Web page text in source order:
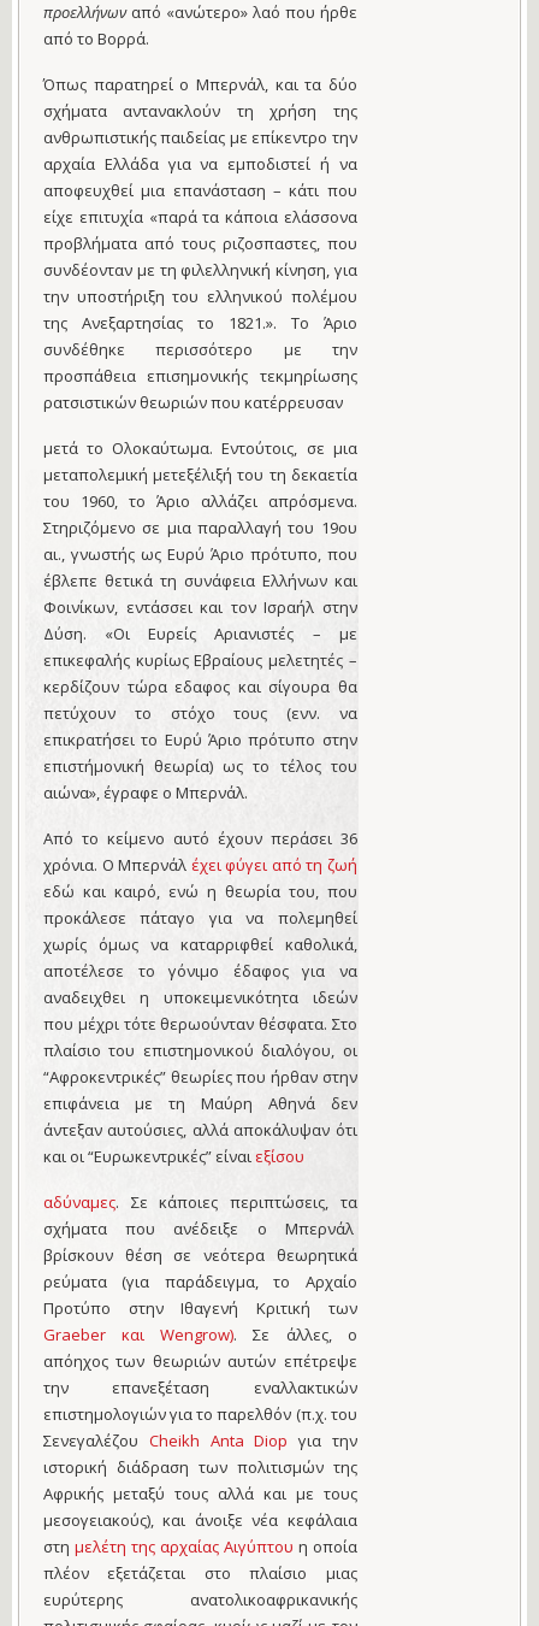
προελλήνωναπό «ανώτερο» λαό που ήρθε
από το Βορρά.
Όπως παρατηρεί ο Μπερνάλ, καιτα δύο
σχήματα αντανακλούν τη χρήση της
ανθρωπιστικής παιδείας με επίκεντρο την
αρχαία Ελλάδα για να εμποδιστεί ή να
αποφευχθεί μια επανάσταση – κάτι που
είχε επιτυχία «παρά τα κάποια ελάσσονα
προβλήματα από τους ριζοσπαστες, που
συνδέονταν με τη φιλελληνική κίνηση, για
την υποστήριξη του ελληνικού πολέμου
της Ανεξαρτησίας το 1821.». Το Άριο
συνδέθηκε περισσότερο με την
προσπάθεια επισημονικής τεκμηρίωσης
ρατσιστικών θεωριών που κατέρρευσαν
μετά το Ολοκαύτωμα. Εντούτοις, σε μια
μεταπολεμική μετεξέλιξή του τη δεκαετία
του 1960, το Άριο αλλάζει απρόσμενα.
Στηριζόμενο σε μια παραλλαγή του 19ου
αι., γνωστής ως Ευρύ Άριο πρότυπο, που
έβλεπε θετικά τη συνάφεια Ελλήνων και
Φοινίκων, εντάσσει και τον Ισραήλ στην
Δύση. «Οι Ευρείς Αριανιστές – με
επικεφαλής κυρίως Εβραίους μελετητές –
κερδίζουν τώρα εδαφος και σίγουρα θα
πετύχουν το στόχο τους (ενν. να
επικρατήσει το Ευρύ Άριο πρότυπο στην
επιστήμονική θεωρία) ως το τέλος του
αιώνα», έγραφε ο Μπερνάλ.
Από το κείμενο αυτό έχουν περάσει 36
χρόνια. Ο Μπερνάλ έχει φύγει από τη ζωή
εδώ και καιρό, ενώ η θεωρία του, που
προκάλεσε πάταγο για να πολεμηθεί
χωρίς όμως να καταρριφθεί καθολικά,
αποτέλεσε το γόνιμο έδαφος για να
αναδειχθει η υποκειμενικότητα ιδεών
που μέχρι τότε θερωούνταν θέσφατα. Στο
πλαίσιο του επιστημονικού διαλόγου, οι
“Αφροκεντρικές” θεωρίες που ήρθαν στην
επιφάνεια με τη Μαύρη Αθηνά δεν
άντεξαν αυτούσιες, αλλά αποκάλυψαν ότι
και οι “Ευρωκεντρικές” είναι εξίσου
αδύναμες. Σε κάποιες περιπτώσεις, τα
σχήματα που ανέδειξε ο Μπερνάλ
βρίσκουν θέση σε νεότερα θεωρητικά
ρεύματα (για παράδειγμα, το Αρχαίο
Προτύπο στην Ιθαγενή Κριτική των
Graeber και Wengrow). Σε άλλες, ο
απόηχος των θεωριών αυτών επέτρεψε
την επανεξέταση εναλλακτικών
επιστημολογιών για το παρελθόν (π.χ. του
Σενεγαλέζου Cheikh Anta Diop για την
ιστορική διάδραση των πολιτισμών της
Αφρικής μεταξύ τους αλλά και με τους
μεσογειακούς), και άνοιξε νέα κεφάλαια
στη μελέτη της αρχαίας Αιγύπτου η οποία
πλέον εξετάζεται στο πλαίσιο μιας
ευρύτερης ανατολικοαφρικανικής